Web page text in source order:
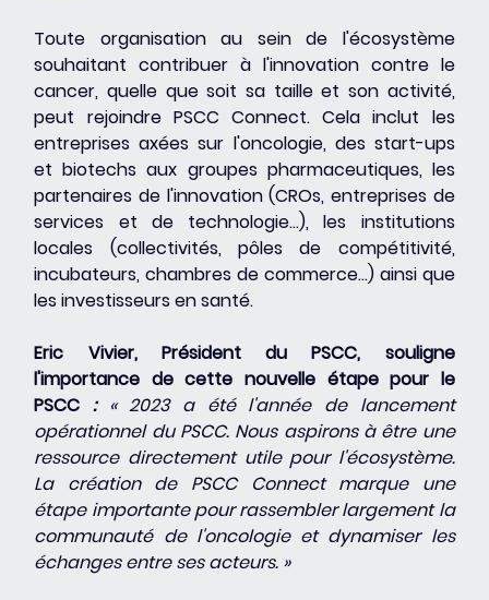
Toute organisation au sein de l'écosystème
souhaitant contribuer à l'innovation contre le
cancer, quelle que soit sa taille et son activité,
peut rejoindre PSCC Connect. Cela inclut les
entreprises axées sur l'oncologie, des start-ups
et biotechs aux groupes pharmaceutiques, les
partenaires de l'innovation (CROs, entreprises de
services et de technologie…), les institutions
locales (collectivités, pôles de compétitivité,
incubateurs, chambres de commerce…) ainsi que
les investisseurs en santé.
Eric Vivier, Président du PSCC, souligne
l'importance de cette nouvelle étape pour le
PSCC : « 2023 a été l'année de lancement
opérationnel du PSCC. Nous aspirons à être une
ressource directement utile pour l'écosystème.
La création de PSCC Connect marque une
étape importante pour rassembler largement la
communauté de l'oncologie et dynamiser les
échanges entre ses acteurs. »